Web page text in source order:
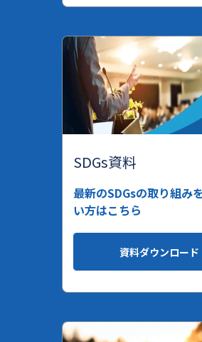
SDGs資料
最新のSDGsの取り組み
い方はこちら
資料ダウンロード